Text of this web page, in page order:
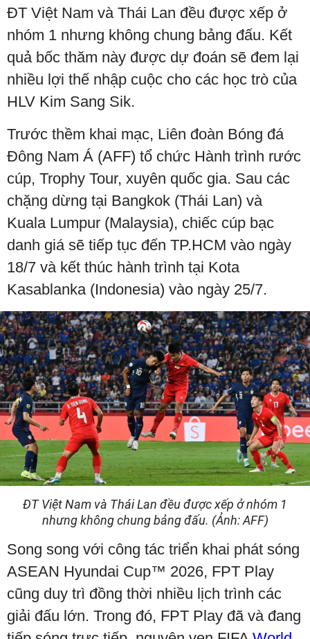
ĐT Việt Nam và Thái Lan đều được xếp ở
nhóm 1 nhưng không chung bảng đấu. Kết
quả bốc thăm này được dự đoán sẽ đem lại
nhiều lợi thế nhập cuộc cho các học trò của
HLV Kim Sang Sik.
Trước thềm khai mạc, Liên đoàn Bóng đá
Đông Nam Á (AFF) tổ chức Hành trình rước
cúp, Trophy Tour, xuyên quốc gia. Sau các
chặng dừng tại Bangkok (Thái Lan) và
Kuala Lumpur (Malaysia), chiếc cúp bạc
danh giá sẽ tiếp tục đến TP.HCM vào ngày
18/7 và kết thúc hành trình tại Kota
Kasablanka (Indonesia) vào ngày 25/7.
ĐT Việt Nam và Thái Lan đều được xếp ở nhóm 1
nhưng không chung bảng đấu. (Ảnh: AFF)
Song song với công tác triển khai phát sóng
ASEAN Hyundai Cup™ 2026, FPT Play
cũng duy trì đồng thời nhiều lịch trình các
giải đấu lớn. Trong đó, FPT Play đã và đang